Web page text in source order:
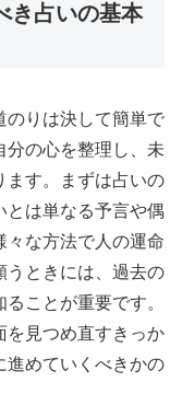
き占いの基本
のりは決して簡単で
分の心を整理し、未
ます。まずは占いの
とは単なる予言や偶
々な方法で人の運命
うときには、過去の
ことが重要です。
を見つめ直すきっか
進めていくべきかの